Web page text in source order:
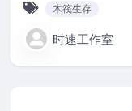
木筏生存
时速工作室